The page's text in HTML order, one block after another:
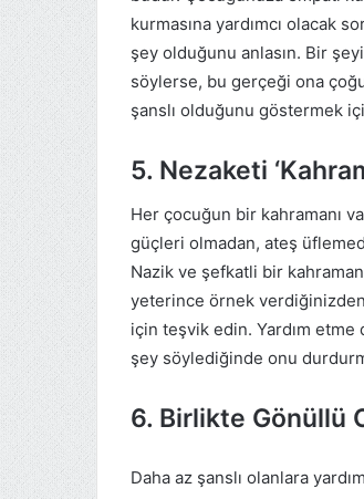
kurmasına yardımcı olacak
şey olduğunu anlasın. Bir
söylerse, bu gerçeği ona
şanslı olduğunu göstermek
5. Nezaketi
Her çocuğun bir kahramanı
güçleri olmadan, ateş
Nazik ve şefkatli bir
yeterince örnek
için teşvik edin. Yardım etme
şey söylediğinde onu
6. Birlikte Gönüllü
Daha az şanslı olanlara